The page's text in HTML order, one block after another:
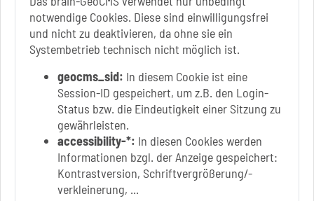
notwendige Cookies. Diese sind einwilligungsfrei
und nicht zu deaktivieren, da ohne sie ein
Systembetrieb technisch nicht möglich ist.
geocms_sid: In diesem Cookie ist eine
Session-ID gespeichert, um z.B. den Login-
Status bzw. die Eindeutigkeit einer Sitzung zu
gewährleisten.
accessibility-*: In diesen Cookies werden
Informationen bzgl. der Anzeige gespeichert:
Kontrastversion, Schriftvergrößerung/-
verkleinerung, ...
Link zur Google-Maps Navigation
SOLEPARK Schönebeck/Bad Salzelmen
Eigenbetrieb der Stadt Schönebeck (Elbe)
Badepark 1
39218 Schönebeck (Elbe)
+49 3928 7055-0
+49 3928 7055-42
info[at]solepark.de
www.visitschoenebeck.de